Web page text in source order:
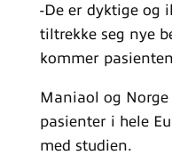
-De er dyktige og
tiltrekke seg nye
kommer
Maniaol og
pasienter i hele
med studien.